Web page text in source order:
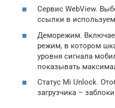
Сервис WebView.
ссылки в
Деморежим.
режим, в котором
уровня сигнала
показывать
Статус Mi Unlock.
загрузчика –